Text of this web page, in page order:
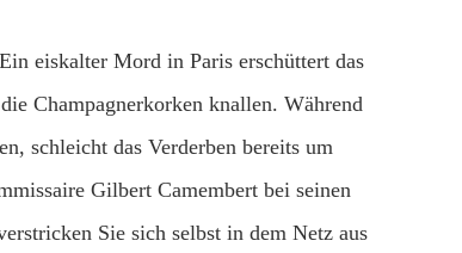
eiskalter Mord in Paris erschüttert das
Champagnerkorken knallen. Während
schleicht das Verderben bereits um
Gilbert Camembert bei seinen
Sie sich selbst in dem Netz aus